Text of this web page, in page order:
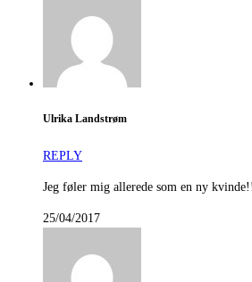
Ulrika Landstrøm
REPLY
Jeg føler mig allerede som en ny
25/04/2017